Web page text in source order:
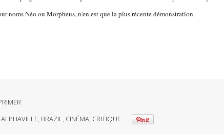
noms Néo ou Morpheus, n'en est que la plus récente démonstration.
ALPHAVILLE, BRAZIL, CINÉMA, CRITIQUE